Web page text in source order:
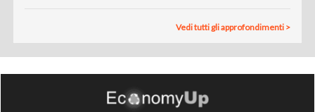
Vedi tutti gli approfondimenti >